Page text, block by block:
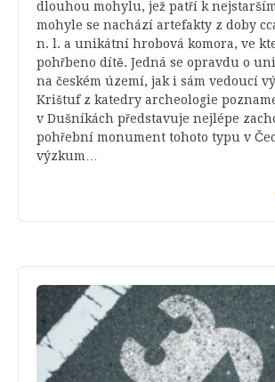
dlouhou mohylu, jež patří k
mohyle se nachází artefakty z doby
n. l. a unikátní hrobová komora, ve
pohřbeno dítě. Jedná se opravdu o
na českém území, jak i sám vedoucí
Krištuf z katedry archeologie
v Dušníkách představuje nejlépe
pohřební monument tohoto typu v
výzkum…